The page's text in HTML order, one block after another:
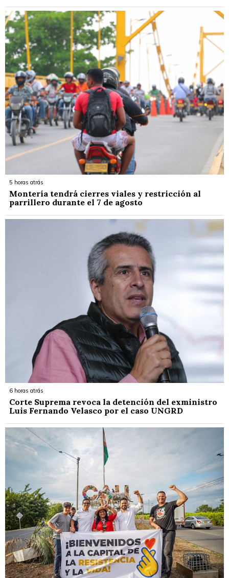
5 horas atrás
Montería tendrá cierres viales y restricción al
parrillero durante el 7 de agosto
6 horas atrás
Corte Suprema revoca la detención del exministro
Luis Fernando Velasco por el caso UNGRD